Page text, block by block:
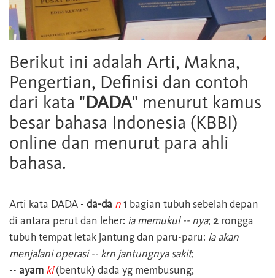
Berikut ini adalah Arti, Makna,
Pengertian, Definisi dan contoh
dari kata "DADA" menurut kamus
besar bahasa Indonesia (KBBI)
online dan menurut para ahli
bahasa.
Arti kata DADA - da-da n1 bagian tubuh sebelah depan
di antara perut dan leher: ia memukul -- nya; 2 rongga
tubuh tempat letak jantung dan paru-paru: ia akan
menjalani operasi -- krn jantungnya sakit;
-- ayam ki(bentuk) dada yg membusung;